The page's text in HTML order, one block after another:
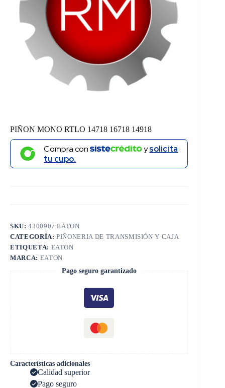
PIÑON MONO RTLO 14718 16718 14918
Compra con ysolicita
tu cupo.
SKU:4300907 EATON
CATEGORÍA:PIÑONERIA DE TRANSMISIÓN Y CAJA
ETIQUETA: EATON
MARCA: EATON
Pago seguro garantizado
Características adicionales
Calidad superior
Pago seguro